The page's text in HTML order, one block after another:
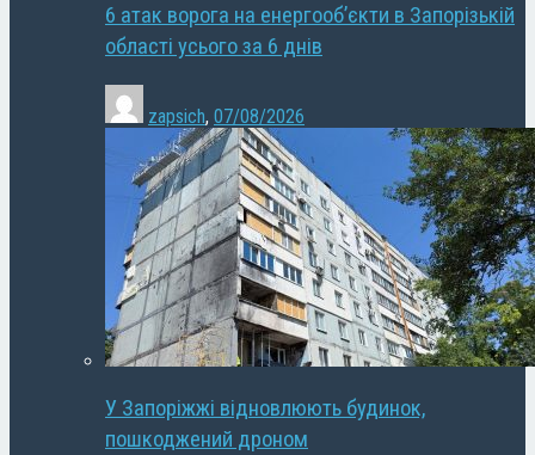
6 атак ворога на енергооб’єкти в Запорізькій
області усього за 6 днів
zapsich, 07/08/2026
У Запоріжжі відновлюють будинок,
пошкоджений дроном